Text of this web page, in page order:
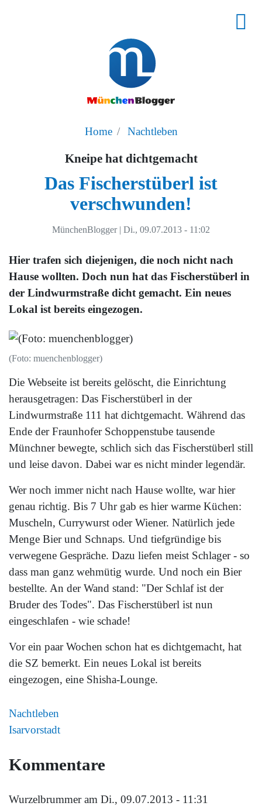
Home Nachtleben
Kneipe hat dichtgemacht
Das Fischerstüberl ist
verschwunden!
MünchenBlogger | Di., 09.07.2013 - 11:02
Hier trafen sich diejenigen, die noch nicht nach
Hause wollten. Doch nun hat das Fischerstüberl in
der Lindwurmstraße dicht gemacht. Ein neues
Lokal ist bereits eingezogen.
(Foto: muenchenblogger)
Die Webseite ist bereits gelöscht, die Einrichtung
herausgetragen: Das Fischerstüberl in der
Lindwurmstraße 111 hat dichtgemacht. Während das
Ende der Fraunhofer Schoppenstube tausende
Münchner bewegte, schlich sich das Fischerstüberl still
und leise davon. Dabei war es nicht minder legendär.
Wer noch immer nicht nach Hause wollte, war hier
genau richtig. Bis 7 Uhr gab es hier warme Küchen:
Muscheln, Currywurst oder Wiener. Natürlich jede
Menge Bier und Schnaps. Und tiefgründige bis
verwegene Gespräche. Dazu liefen meist Schlager - so
dass man ganz wehmütig wurde. Und noch ein Bier
bestellte. An der Wand stand: "Der Schlaf ist der
Bruder des Todes". Das Fischerstüberl ist nun
eingeschlafen - wie schade!
Vor ein paar Wochen schon hat es dichtgemacht, hat
die SZ bemerkt. Ein neues Lokal ist bereits
eingezogen, eine Shisha-Lounge.
Nachtleben
Isarvorstadt
Kommentare
Wurzelbrummeram Di., 09.07.2013 - 11:31